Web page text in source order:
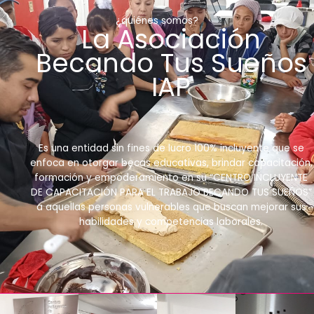
¿quiénes somos?
La Asociación
Becando Tus Sueños
IAP
Es una entidad sin fines de lucro 100% incluyente que se
enfoca en otorgar becas educativas, brindar capacitación,
formación y empoderamiento en su “CENTRO INCLUYENTE
DE CAPACITACIÓN PARA EL TRABAJO BECANDO TUS SUEÑOS”
a aquellas personas vulnerables que buscan mejorar sus
habilidades y competencias laborales.